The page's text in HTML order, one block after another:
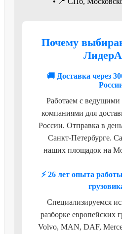
Почему
🚚 Доставка через
Работаем с
компаниями для
России. Отправка в день
Санкт-Петербурге.
наших площадок на
⚡ 26 лет опыта
Специализируемся
разборке европейских
Volvo, MAN, DAF,